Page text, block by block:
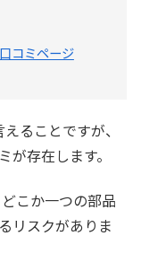
コミページ
ることですが、
存在します。
こか一つの部品
リスクがありま